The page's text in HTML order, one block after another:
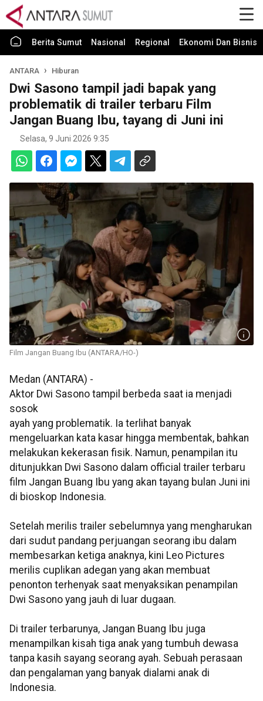
Berita Sumut Nasional Regional Ekonomi Dan Bisnis
ANTARA Hiburan
Dwi Sasono tampil jadi bapak yang
problematik di trailer terbaru Film
Jangan Buang Ibu, tayang di Juni ini
Selasa, 9 Juni 2026 9:35
Film Jangan Buang Ibu (ANTARA/HO-)
Medan (ANTARA) -
Aktor Dwi Sasono tampil berbeda saat ia menjadi
sosok
ayah yang problematik. Ia terlihat banyak
mengeluarkan kata kasar hingga membentak, bahkan
melakukan kekerasan fisik. Namun, penampilan itu
ditunjukkan Dwi Sasono dalam official trailer terbaru
film Jangan Buang Ibu yang akan tayang bulan Juni ini
di bioskop Indonesia.
Setelah merilis trailer sebelumnya yang mengharukan
dari sudut pandang perjuangan seorang ibu dalam
membesarkan ketiga anaknya, kini Leo Pictures
merilis cuplikan adegan yang akan membuat
penonton terhenyak saat menyaksikan penampilan
Dwi Sasono yang jauh di luar dugaan.
Di trailer terbarunya, Jangan Buang Ibu juga
menampilkan kisah tiga anak yang tumbuh dewasa
tanpa kasih sayang seorang ayah. Sebuah perasaan
dan pengalaman yang banyak dialami anak di
Indonesia.